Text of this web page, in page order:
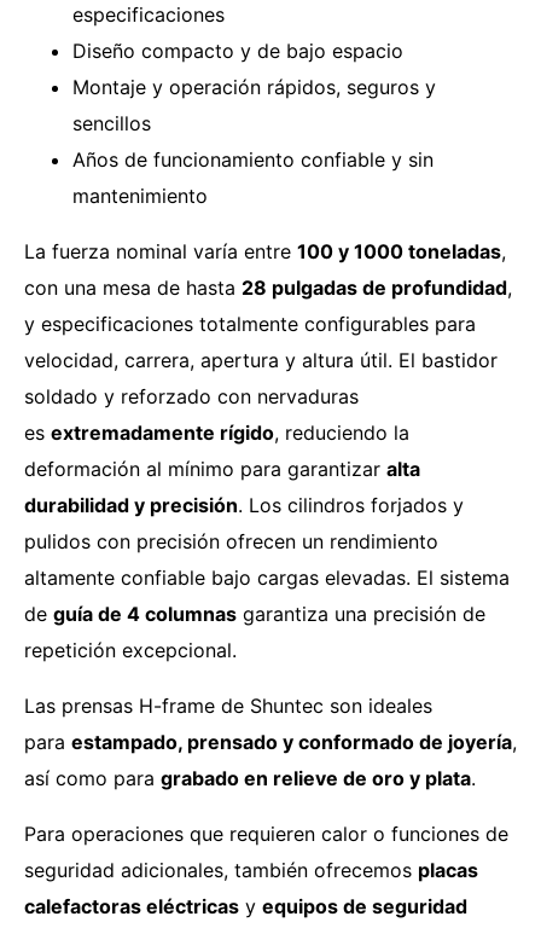
especificaciones
Diseño compacto y de bajo espacio
Montaje y operación rápidos, seguros y
sencillos
Años de funcionamiento confiable y sin
mantenimiento
La fuerza nominal varía entre 100 y 1000 toneladas,
con una mesa de hasta 28 pulgadas de profundidad,
y especificaciones totalmente configurables para
velocidad, carrera, apertura y altura útil. El bastidor
soldado y reforzado con nervaduras
es extremadamente rígido, reduciendo la
deformación al mínimo para garantizar alta
durabilidad y precisión. Los cilindros forjados y
pulidos con precisión ofrecen un rendimiento
altamente confiable bajo cargas elevadas. El sistema
de guía de 4 columnas garantiza una precisión de
repetición excepcional.
Las prensas H-frame de Shuntec son ideales
para estampado, prensado y conformado de joyería,
así como para grabado en relieve de oro y plata.
Para operaciones que requieren calor o funciones de
seguridad adicionales, también ofrecemos placas
calefactoras eléctricas y equipos de seguridad